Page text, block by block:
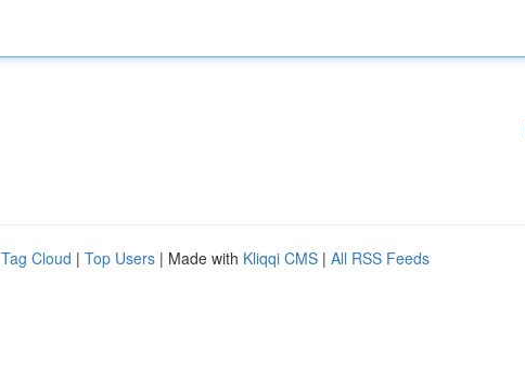
Tag Cloud | Top Users | Made with Kliqqi CMS | All RSS Feeds